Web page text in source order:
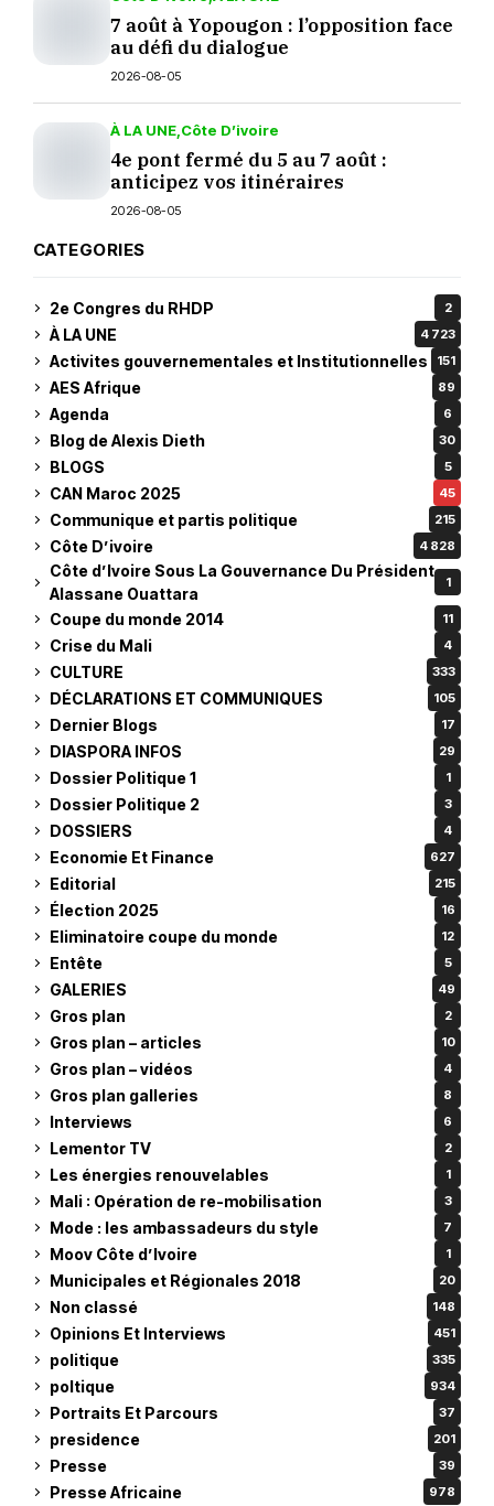
7 août à Yopougon : l’opposition face
au défi du dialogue
2026-08-05
À LA UNE Côte D’ivoire
4e pont fermé du 5 au 7 août :
anticipez vos itinéraires
2026-08-05
CATEGORIES
2e Congres du RHDP 2
À LA UNE 4 723
Activites gouvernementales et Institutionnelles 151
AES Afrique 89
Agenda 6
Blog de Alexis Dieth 30
BLOGS 5
CAN Maroc 2025 45
Communique et partis politique 215
Côte D’ivoire 4 828
Côte d’Ivoire Sous La Gouvernance Du Président
Alassane Ouattara
1
Coupe du monde 2014 11
Crise du Mali 4
CULTURE 333
DÉCLARATIONS ET COMMUNIQUES 105
Dernier Blogs 17
DIASPORA INFOS 29
Dossier Politique 1 1
Dossier Politique 2 3
DOSSIERS 4
Economie Et Finance 627
Editorial 215
Élection 2025 16
Eliminatoire coupe du monde 12
Entête 5
GALERIES 49
Gros plan 2
Gros plan – articles 10
Gros plan – vidéos 4
Gros plan galleries 8
Interviews 6
Lementor TV 2
Les énergies renouvelables 1
Mali : Opération de re-mobilisation 3
Mode : les ambassadeurs du style 7
Moov Côte d’Ivoire 1
Municipales et Régionales 2018 20
Non classé 148
Opinions Et Interviews 451
politique 335
poltique 934
Portraits Et Parcours 37
presidence 201
Presse 39
Presse Africaine 978